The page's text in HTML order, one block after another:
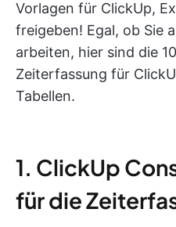
Vorlagen für ClickUp,
freigeben! Egal, ob Sie
arbeiten, hier sind die
Zeiterfassung für
Tabellen.
1. ClickUp
für die